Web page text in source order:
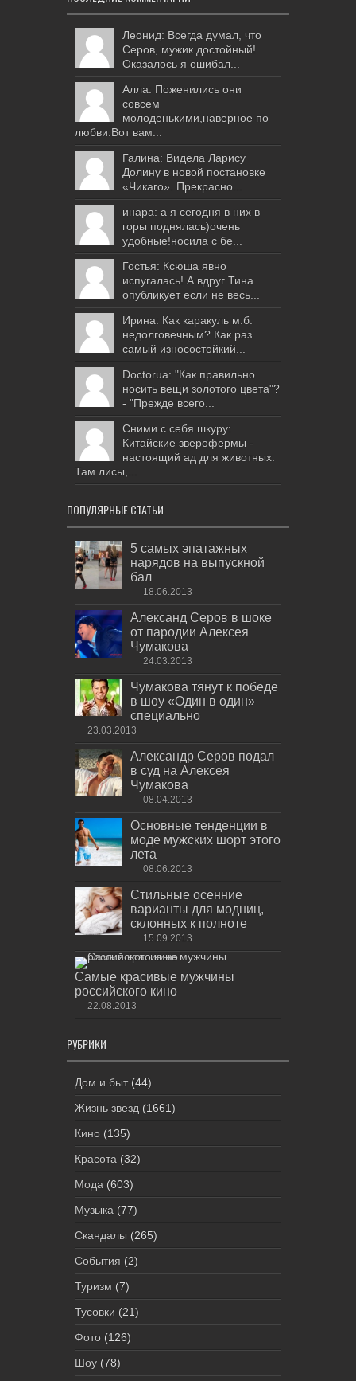
Леонид: Всегда думал, что
Серов, мужик достойный!
Оказалось я ошибал...
Алла: Поженились они
совсем
молоденькими,наверное по
любви.Вот вам...
Галина: Видела Ларису
Долину в новой постановке
«Чикаго». Прекрасно...
инара: а я сегодня в них в
горы поднялась)очень
удобные!носила с бе...
Гостья: Ксюша явно
испугалась! А вдруг Тина
опубликует если не весь...
Ирина: Как каракуль м.б.
недолговечным? Как раз
самый износостойкий...
Doctorua: "Как правильно
носить вещи золотого цвета"?
- "Прежде всего...
Сними с себя шкуру:
Китайские зверофермы -
настоящий ад для животных.
Там лисы,...
ПОПУЛЯРНЫЕ СТАТЬИ
5 самых эпатажных
нарядов на выпускной
бал
18.06.2013
Александ Серов в шоке
от пародии Алексея
Чумакова
24.03.2013
Чумакова тянут к победе
в шоу «Один в один»
специально
23.03.2013
Александр Серов подал
в суд на Алексея
Чумакова
08.04.2013
Основные тенденции в
моде мужских шорт этого
лета
08.06.2013
Стильные осенние
варианты для модниц,
склонных к полноте
15.09.2013
Самые красивые мужчины
российского кино
22.08.2013
РУБРИКИ
Дом и быт (44)
Жизнь звезд (1661)
Кино (135)
Красота (32)
Мода (603)
Музыка (77)
Скандалы (265)
События (2)
Туризм (7)
Тусовки (21)
Фото (126)
Шоу (78)